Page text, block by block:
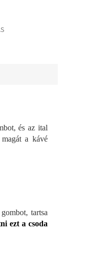
és az ital
a kávé
tartsa
ezt a csoda